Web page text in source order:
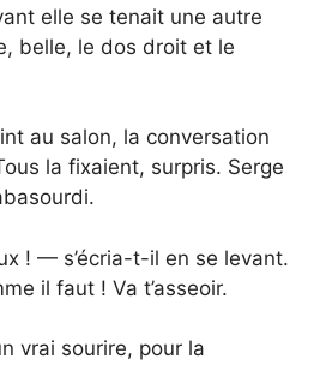
elle se tenait une autre
belle, le dos droit et le
au salon, la conversation
la fixaient, surpris. Serge
! — s’écria-t-il en se levant.
il faut ! Va t’asseoir.
vrai sourire, pour la